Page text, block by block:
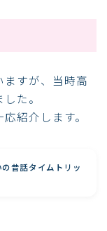
ますが、当時高
た。
紹介します。
昔話タイムトリッ